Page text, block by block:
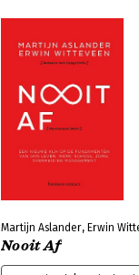
Martijn Aslander, Erwin
Nooit Af